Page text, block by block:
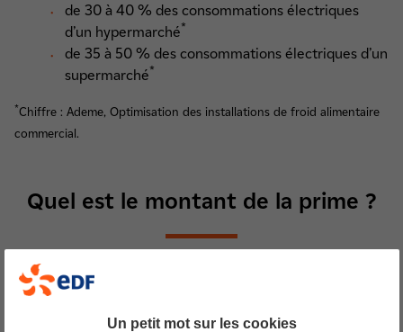
de 30 à 40 % des consommations électriques
d’un hypermarché*
de 35 à 50 % des consommations électriques d’un
supermarché*
*Chiffre : Ademe, Optimisation des installations de froid alimentaire
commercial.
Quel est le montant de la prime ?
EDF, en partenariat avec la CDC, vous propose des aides
financières pour l’optimisation de vos installations de froid
alimentaire commercial.Un petit mot sur les cookies